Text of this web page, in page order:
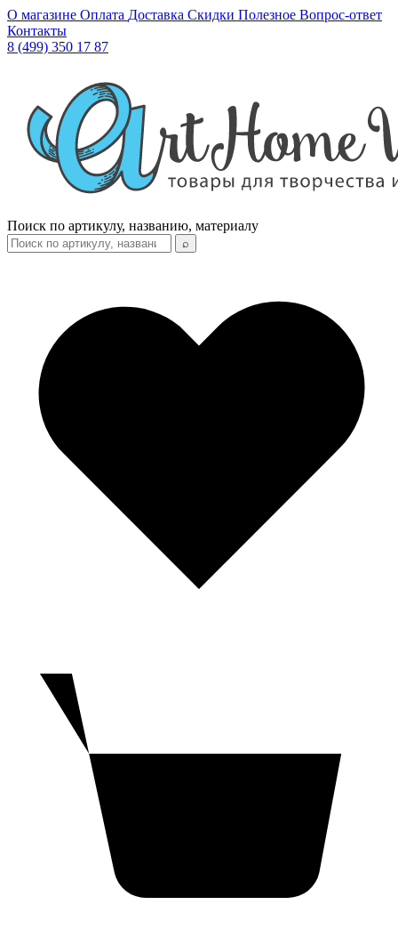
О магазине Оплата Доставка Скидки Полезное Вопрос-ответ
Контакты
8 (499) 350 17 87
Поиск по артикулу, названию, материалу
⌕